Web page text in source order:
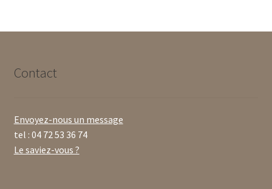
Contact
Envoyez-nous un message
tel : 04 72 53 36 74
Le saviez-vous ?